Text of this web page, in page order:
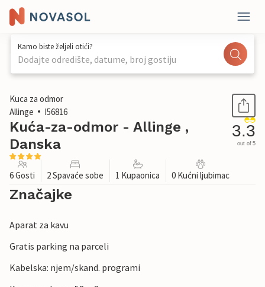
Kamo biste željeli otići?
Dodajte odredište, datume, broj gostiju
1 / 25
Kuca za odmor
Allinge
I56816
Kuća-za-odmor - Allinge ,
Danska
3.3
out of 5
6 Gosti 2 Spavaće sobe 1 Kupaonica 0 Kućni ljubimac
Značajke
Aparat za kavu
Gratis parking na parceli
Kabelska: njem/skand. programi